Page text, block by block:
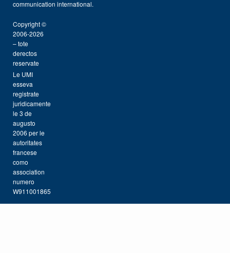
communication international.
Copyright ©
2006-2026
– tote
derectos
reservate
Le UMI
esseva
registrate
juridicamente
le 3 de
augusto
2006 per le
autoritates
francese
como
association
numero
W911001865